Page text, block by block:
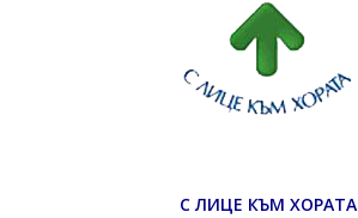
С ЛИЦЕ КЪМ ХОРАТА